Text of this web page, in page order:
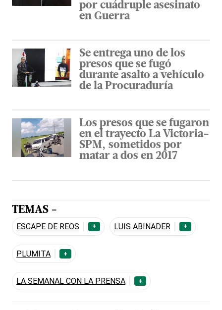
por cuádruple asesinato
en Guerra
Se entrega uno de los
presos que se fugó
durante asalto a vehículo
de la Procuraduría
Los presos que se fugaron
en el trayecto La Victoria-
SPM, sometidos por
matar a dos en 2017
TEMAS -
ESCAPE DE REOS + LUIS ABINADER +
PLUMITA +
LA SEMANAL CON LA PRENSA +